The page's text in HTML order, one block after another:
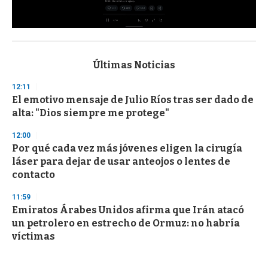
s
d
s
o
f
3
s
e
c
o
d
s
Últimas Noticias
12:11
El emotivo mensaje de Julio Ríos tras ser dado de
alta: "Dios siempre me protege"
12:00
Por qué cada vez más jóvenes eligen la cirugía
láser para dejar de usar anteojos o lentes de
contacto
11:59
Emiratos Árabes Unidos afirma que Irán atacó
un petrolero en estrecho de Ormuz: no habría
víctimas